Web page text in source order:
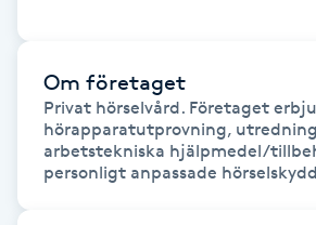
Fibromassage
Fillers
Om företaget
Privat hörselvård. Företaget
hörapparatutprovning,
arbetstekniska hjälpmedel/
personligt anpassade